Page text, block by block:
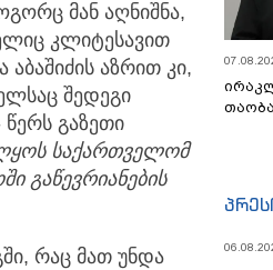
მან აღნიშნა,
კლიტესავით
აზრით კი,
შედეგი
გაზეთი
საქართველომ
გაწევრიანების
რაც მათ უნდა